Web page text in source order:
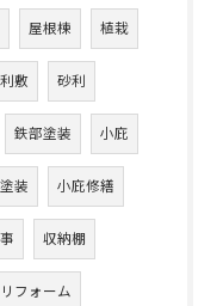
屋根棟 植栽
敷 砂利
鉄部塗装 小庇
装 小庇修繕
収納棚
フォーム